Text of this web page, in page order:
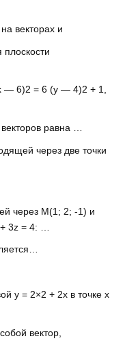
векторах и
— 6)2 = 6 (y — 4)2 + 1,
равна …
через две точки
через M(1; 2; -1) и
3z = 4: …
y = 2×2 + 2x в точке x
вектор,